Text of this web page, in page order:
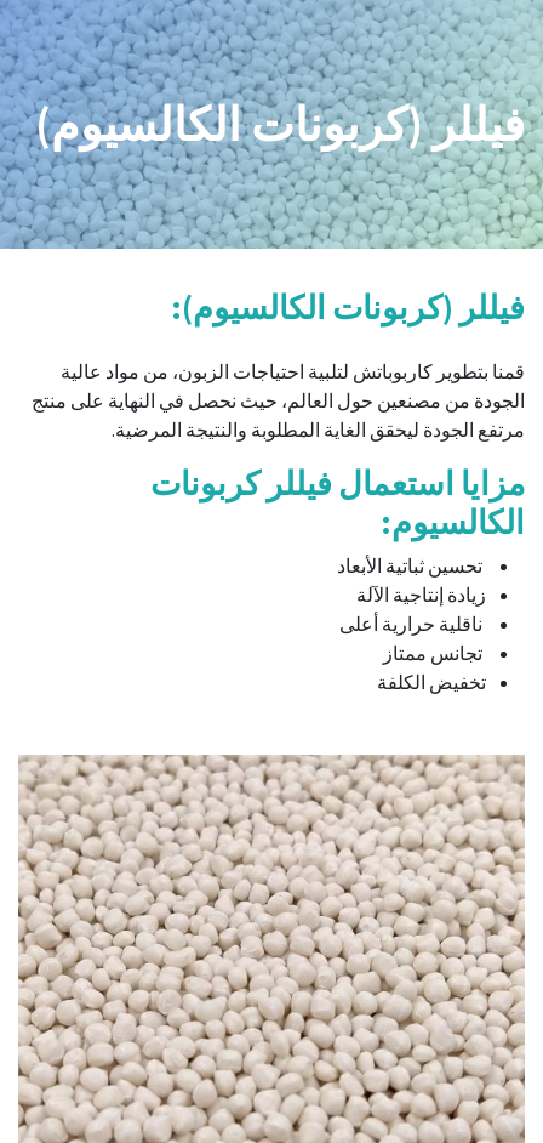
تخطي للذهاب إلى المحتوى
فيللر (كربونات الكالسيوم)
فيللر (كربونات الكالسيوم):
قمنا بتطوير كاربوباتش لتلبية احتياجات الزبون، من مواد عالية
الجودة من مصنعين حول العالم، حيث نحصل في النهاية على منتج
مرتفع الجودة ليحقق الغاية المطلوبة والنتيجة المرضية.
​مزايا استعمال فيللر كربونات
الكالسيوم:
​ تحسين ثباتية الأبعاد
زيادة إنتاجية الآلة
​ ناقلية حرارية أعلى
​ تجانس ممتاز
تخفيض الكلفة